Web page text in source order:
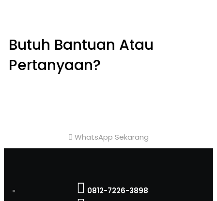
Butuh Bantuan Atau
Pertanyaan?
WhatsApp Sekarang
0812-7226-3898